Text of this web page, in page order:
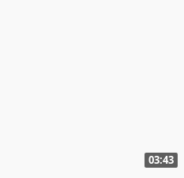
03:43